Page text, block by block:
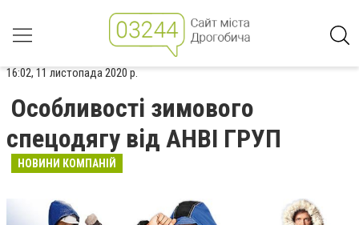
16:02, 11 листопада 2020 р.
Особливості зимового
спецодягу від АНВІ ГРУП
НОВИНИ КОМПАНІЙ